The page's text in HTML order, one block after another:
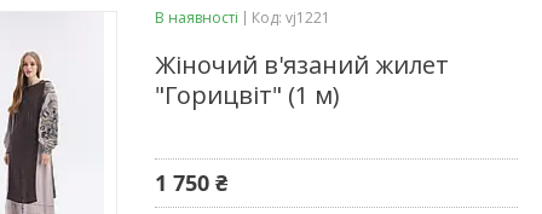
В наявності Код: vj1221
Жіночий в'язаний жилет
"Горицвіт" (1 м)
1 750 ₴